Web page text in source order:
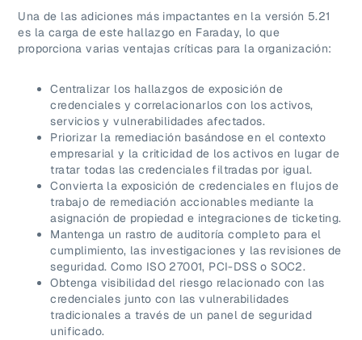
Una de las adiciones más impactantes en la versión 5.21
es la carga de este hallazgo en Faraday, lo que
proporciona varias ventajas críticas para la organización:
Centralizar los hallazgos de exposición de
credenciales y correlacionarlos con los activos,
servicios y vulnerabilidades afectados.
Priorizar la remediación basándose en el contexto
empresarial y la criticidad de los activos en lugar de
tratar todas las credenciales filtradas por igual.
Convierta la exposición de credenciales en flujos de
trabajo de remediación accionables mediante la
asignación de propiedad e integraciones de ticketing.
Mantenga un rastro de auditoría completo para el
cumplimiento, las investigaciones y las revisiones de
seguridad. Como ISO 27001, PCI-DSS o SOC2.
Obtenga visibilidad del riesgo relacionado con las
credenciales junto con las vulnerabilidades
tradicionales a través de un panel de seguridad
unificado.